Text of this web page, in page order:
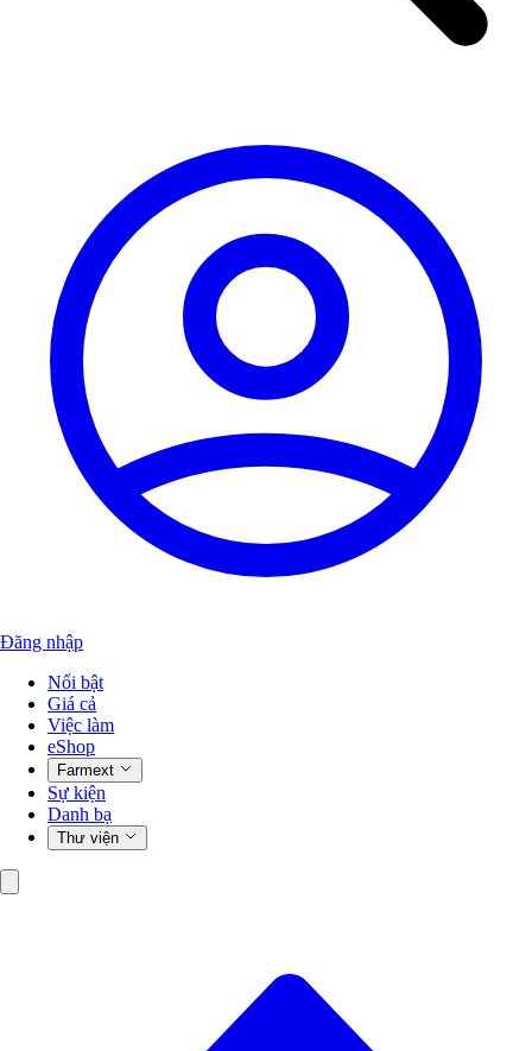
Đăng nhập
Nổi bật
Giá cả
Việc làm
eShop
Farmext
Sự kiện
Danh bạ
Thư viện